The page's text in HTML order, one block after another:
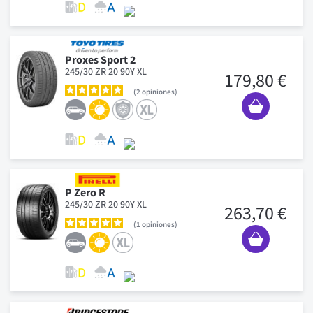
Proxes Sport 2
245/30 ZR 20 90Y XL
2 opiniones 179,80 €
P Zero R
245/30 ZR 20 90Y XL
1 opiniones 263,70 €